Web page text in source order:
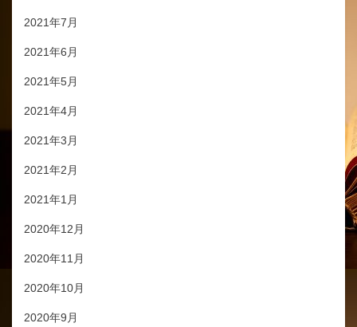
2021年7月
2021年6月
2021年5月
2021年4月
2021年3月
2021年2月
2021年1月
2020年12月
2020年11月
2020年10月
2020年9月